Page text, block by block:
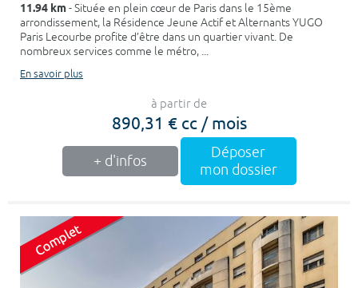
11.94 km- Située en plein cœur de Paris dans le 15ème
arrondissement, la Résidence Jeune Actif et Alternants YUGO
Paris Lecourbe profite d’être dans un quartier vivant. De
nombreux services comme le métro, ...
En savoir plus
à partir de
890,31 € cc / mois
+ d'infos
Déposer
mon dossier